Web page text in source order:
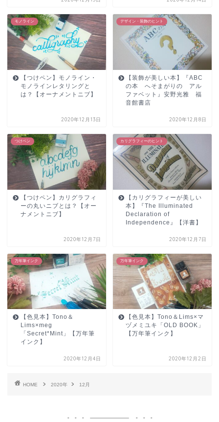
モノライン
【つけペン】モノライン・
モノラインレタリングと
は？【オーナメントニブ】
2020年12月13日
デザイン・装飾のヒント
【装飾が美しい本】『ABC
の本 へそまがりの アル
ファベット』安野光雅 福
音館書店
2020年12月8日
つけペン
【つけペン】カリグラフィ
ーの丸いニブとは？【オー
ナメントニブ】
2020年12月7日
カリグラフィーのヒント
【カリグラフィーが美しい
本】『The Illuminated
Declaration of
Independence』【洋書】
2020年12月7日
万年筆インク
【色見本】Tono＆
Lims×meg
「Secret*Mint」【万年筆
インク】
2020年12月4日
万年筆インク
【色見本】Tono＆Lims×マ
ヅメミユキ「OLD BOOK」
【万年筆インク】
2020年12月2日
HOME 2020年 12月